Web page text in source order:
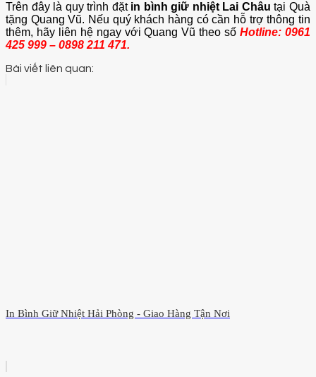
Trên đây là quy trình đặt in bình giữ nhiệt Lai Châu tại Quà
tặng Quang Vũ. Nếu quý khách hàng có cần hỗ trợ thông tin
thêm, hãy liên hệ ngay với Quang Vũ theo sốHotline: 0961
425 999 – 0898 211 471.
Bài viết liên quan:
In Bình Giữ Nhiệt Hải Phòng - Giao Hàng Tận Nơi